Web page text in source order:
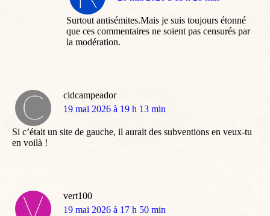
Surtout antisémites.Mais je suis toujours étonné
que ces commentaires ne soient pas censurés par
la modération.
cidcampeador
dit
19 mai 2026 à 19 h 13 min
Si c’était un site de gauche, il aurait des subventions en veux-tu
en voilà !
vert100
dit
19 mai 2026 à 17 h 50 min